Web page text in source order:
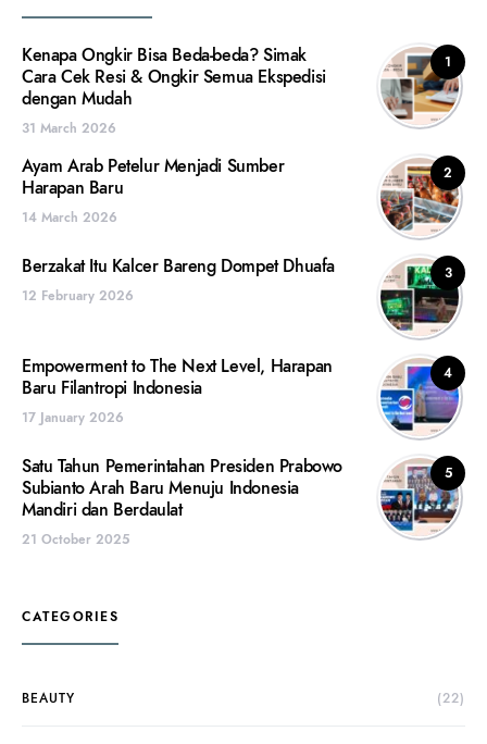
1
Kenapa Ongkir Bisa Beda-beda? Simak
Cara Cek Resi & Ongkir Semua Ekspedisi
dengan Mudah
31 March 2026
2
Ayam Arab Petelur Menjadi Sumber
Harapan Baru
14 March 2026
3
Berzakat Itu Kalcer Bareng Dompet Dhuafa
12 February 2026
4
Empowerment to The Next Level, Harapan
Baru Filantropi Indonesia
17 January 2026
5
Satu Tahun Pemerintahan Presiden Prabowo
Subianto Arah Baru Menuju Indonesia
Mandiri dan Berdaulat
21 October 2025
CATEGORIES
BEAUTY (22)